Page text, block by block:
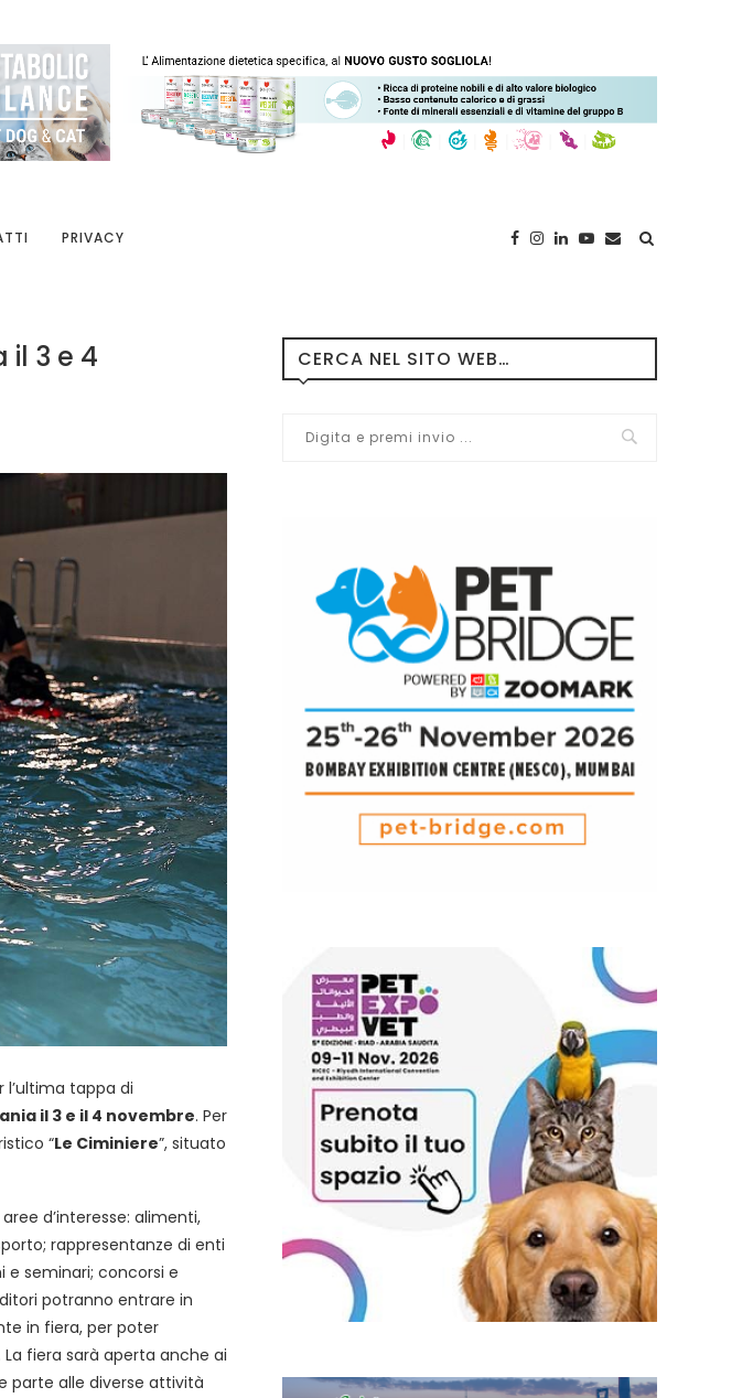
PRIVACY
3 e 4
tappa di
il 3 e il 4 novembre. Per
“Le Ciminiere”, situato
d’interesse: alimenti,
rappresentanze di enti
e seminari; concorsi e
potranno entrare in
in fiera, per poter
fiera sarà aperta anche ai
parte alle diverse attività
CERCA NEL SITO WEB…